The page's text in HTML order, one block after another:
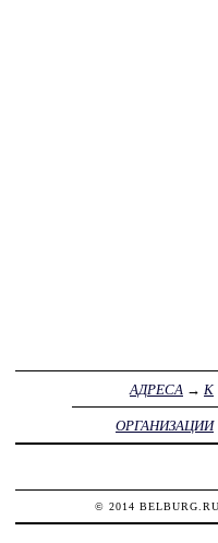
АДРЕСА → К
ОРГАНИЗАЦИИ
© 2014 BELBURG.RU